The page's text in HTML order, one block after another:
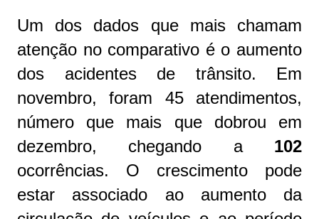
Um dos dados que mais chamam
atenção no comparativo é o aumento
dos acidentes de trânsito. Em
novembro, foram 45 atendimentos,
número que mais que dobrou em
dezembro, chegando a 102
ocorrências. O crescimento pode
estar associado ao aumento da